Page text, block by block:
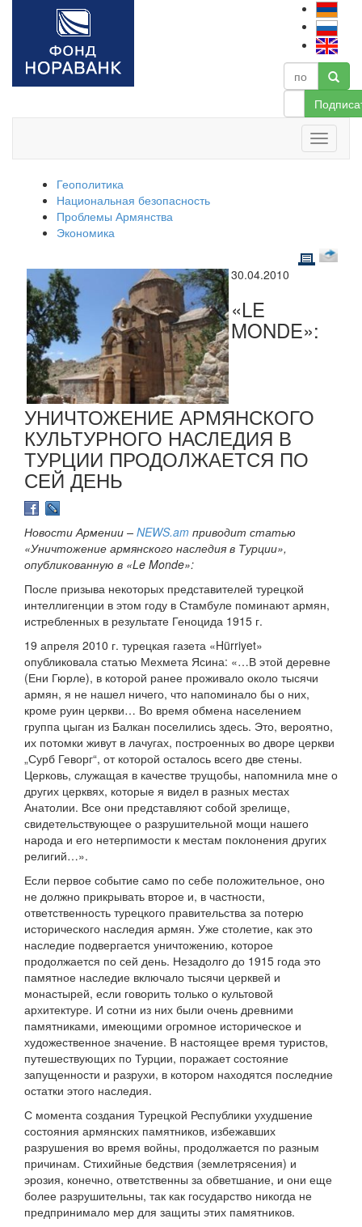
Геополитика
Национальная безопасность
Проблемы Армянства
Экономика
30.04.2010
«LE
MONDE»:
УНИЧТОЖЕНИЕ АРМЯНСКОГО
КУЛЬТУРНОГО НАСЛЕДИЯ В
ТУРЦИИ ПРОДОЛЖАЕТСЯ ПО
СЕЙ ДЕНЬ
Новости Армении – NEWS.am приводит статью
«Уничтожение армянского наследия в Турции»,
опубликованную в «Le Monde»:
После призыва некоторых представителей турецкой
интеллигенции в этом году в Стамбуле поминают армян,
истребленных в результате Геноцида 1915 г.
19 апреля 2010 г. турецкая газета «Hürriyet»
опубликовала статью Мехмета Ясина: «…В этой деревне
(Ени Гюрле), в которой ранее проживало около тысячи
армян, я не нашел ничего, что напоминало бы о них,
кроме руин церкви… Во время обмена населением
группа цыган из Балкан поселились здесь. Это, вероятно,
их потомки живут в лачугах, построенных во дворе церкви
„Сурб Геворг“, от которой осталось всего две стены.
Церковь, служащая в качестве трущобы, напомнила мне о
других церквях, которые я видел в разных местах
Анатолии. Все они представляют собой зрелище,
свидетельствующее о разрушительной мощи нашего
народа и его нетерпимости к местам поклонения других
религий…».
Если первое событие само по себе положительное, оно
не должно прикрывать второе и, в частности,
ответственность турецкого правительства за потерю
исторического наследия армян. Уже столетие, как это
наследие подвергается уничтожению, которое
продолжается по сей день. Незадолго до 1915 года это
памятное наследие включало тысячи церквей и
монастырей, если говорить только о культовой
архитектуре. И сотни из них были очень древними
памятниками, имеющими огромное историческое и
художественное значение. В настоящее время туристов,
путешествующих по Турции, поражает состояние
запущенности и разрухи, в котором находятся последние
остатки этого наследия.
С момента создания Турецкой Республики ухудшение
состояния армянских памятников, избежавших
разрушения во время войны, продолжается по разным
причинам. Стихийные бедствия (землетрясения) и
эрозия, конечно, ответственны за обветшание, и они еще
более разрушительны, так как государство никогда не
предпринимало мер для защиты этих памятников.